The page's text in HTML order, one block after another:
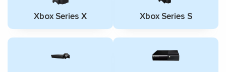
Xbox Series X Xbox Series S